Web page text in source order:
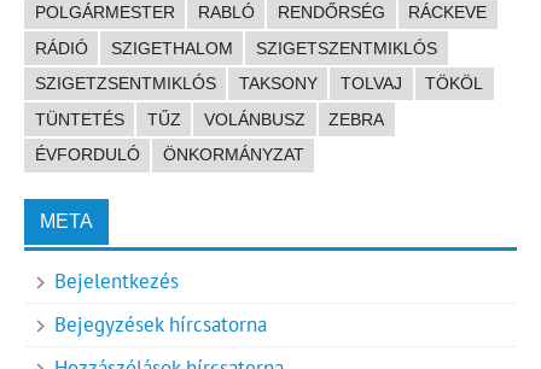
POLGÁRMESTER
RABLÓ RENDŐRSÉG
RÁCKEVE
RÁDIÓ
SZIGETHALOM
SZIGETSZENTMIKLÓS
SZIGETZSENTMIKLÓS
TAKSONY TOLVAJ
TÖKÖL
TÜNTETÉS
TŰZ VOLÁNBUSZ
ZEBRA
ÉVFORDULÓ
ÖNKORMÁNYZAT
META
Bejelentkezés
Bejegyzések hírcsatorna